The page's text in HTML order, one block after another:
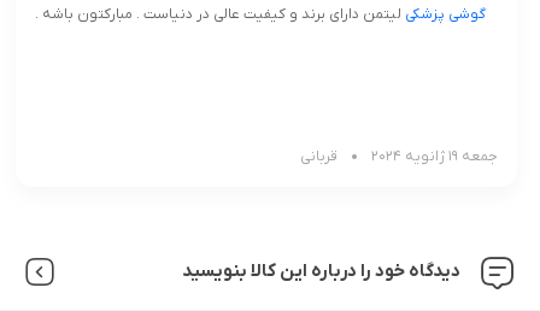
گوشی پزشکی لیتمن دارای برند و کیفیت عالی در دنیاست . مبارکتون باشه .
جمعه 19 ژانویه 2024 قربانی
دیدگاه خود را درباره این کالا بنویسید